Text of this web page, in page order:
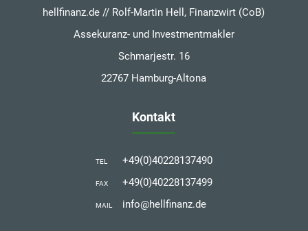
hellfinanz.de // Rolf-Martin Hell, Finanzwirt (CoB)
Assekuranz- und Investmentmakler
Schmarjestr. 16
22767 Hamburg-Altona
Kontakt
TEL +49(0)40228137490
FAX +49(0)40228137499
MAIL info@hellfinanz.de